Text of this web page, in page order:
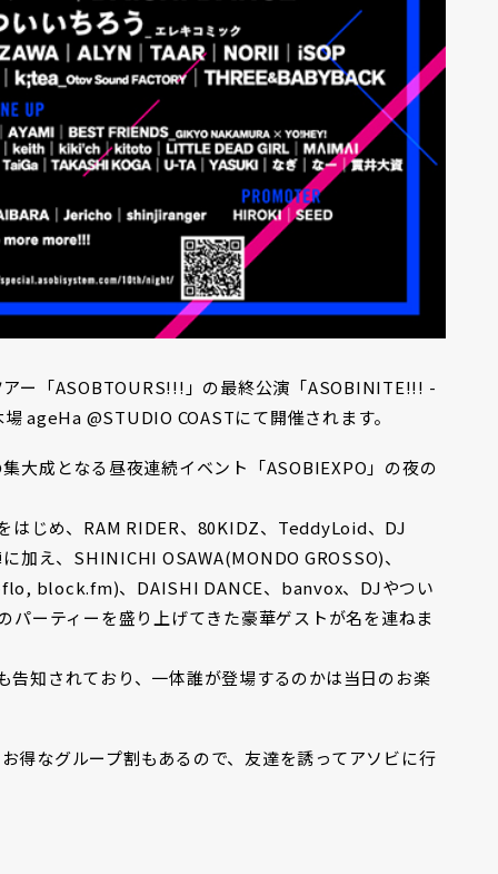
ー「ASOBTOURS!!!」の最終公演「ASOBINITE!!! -
ageHa @STUDIO COASTにて開催されます。
大成となる昼夜連続イベント「ASOBIEXPO」の夜の
はじめ、RAM RIDER、80KIDZ、TeddyLoid、DJ
加え、SHINICHI OSAWA(MONDO GROSSO)、
block.fm)、DAISHI DANCE、banvox、DJやつい
ーティーを盛り上げてきた豪華ゲストが名を連ねま
告知されており、一体誰が登場するのかは当日のお楽
得なグループ割もあるので、友達を誘ってアソビに行